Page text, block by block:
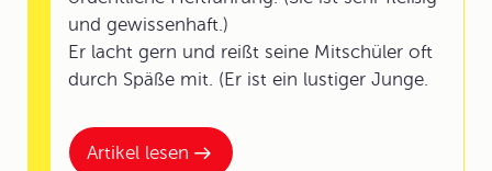
Artikel lesen
und gewissenhaft.)
Er lacht gern und reißt seine Mitschüler oft
durch Späße mit. (Er ist ein lustiger Junge.